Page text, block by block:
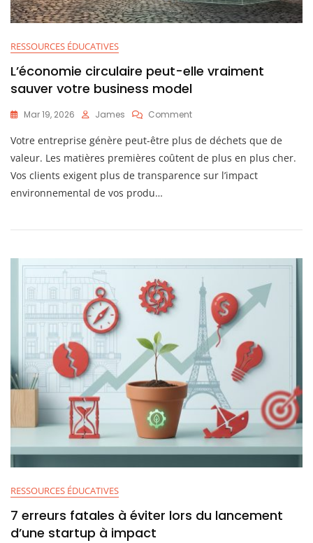
RESSOURCES ÉDUCATIVES
L’économie circulaire peut-elle vraiment
sauver votre business model
Mar 19, 2026 James CommentOn
Circulaire
Peut-
Vraiment
Model
Votre entreprise génère peut-être plus de déchets que de
valeur. Les matières premières coûtent de plus en plus cher.
Vos clients exigent plus de transparence sur l’impact
environnemental de vos produ…
RESSOURCES ÉDUCATIVES
7 erreurs fatales à éviter lors du lancement
d’une startup à impact